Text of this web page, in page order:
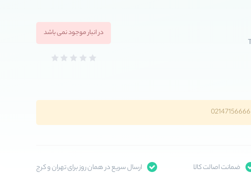
در انبار موجود نمی باشد
ضمانت اصالت کالا
ارسال سریع در همان روز برای تهران و کرج